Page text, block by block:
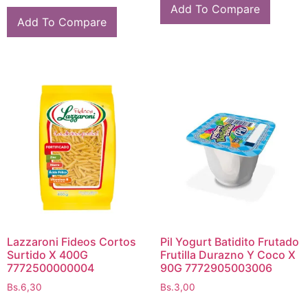
Add To Compare
Add To Compare
Lazzaroni Fideos Cortos
Surtido X 400G
7772500000004
Bs.6,30
Pil Yogurt Batidito Frutado
Frutilla Durazno Y Coco X
90G 7772905003006
Bs.3,00